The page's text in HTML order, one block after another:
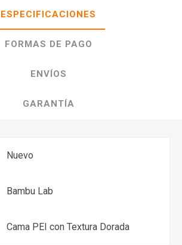
ESPECIFICACIONES
FORMAS DE PAGO
ENVÍOS
GARANTÍA
Nuevo
Bambu Lab
Cama PEI con Textura Dorada